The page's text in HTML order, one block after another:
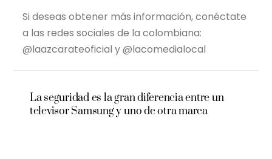
Si deseas obtener más información, conéctate
a las redes sociales de la colombiana:
@laazcarateoficial y @lacomedialocal
La seguridad es la gran diferencia entre un
televisor Samsung y uno de otra marca